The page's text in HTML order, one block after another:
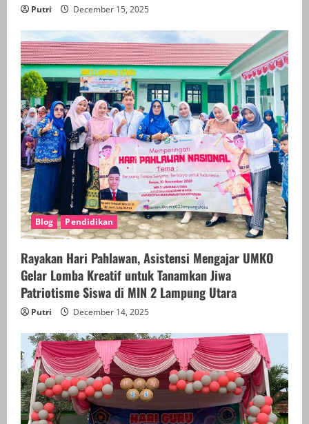
Putri December 15, 2025
Blog Pendidikan
Rayakan Hari Pahlawan, Asistensi Mengajar UMKO
Gelar Lomba Kreatif untuk Tanamkan Jiwa
Patriotisme Siswa di MIN 2 Lampung Utara
Putri December 14, 2025